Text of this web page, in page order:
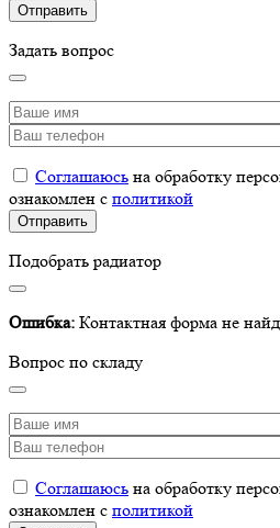
Задать вопрос
Соглашаюсь на обработку
ознакомлен с политикой
Подобрать радиатор
Ошибка: Контактная форма не
Вопрос по складу
Соглашаюсь на обработку
ознакомлен с политикой